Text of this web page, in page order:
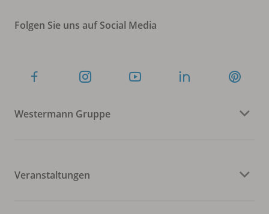
Folgen Sie uns auf Social Media
Westermann Gruppe
Veranstaltungen